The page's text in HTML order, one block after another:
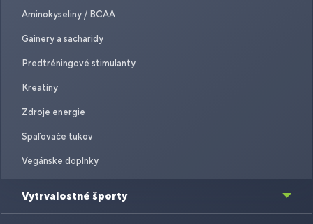
Aminokyseliny / BCAA
Gainery a sacharidy
Predtréningové stimulanty
Kreatíny
Zdroje energie
Spaľovače tukov
Vegánske doplnky
Vytrvalostné športy